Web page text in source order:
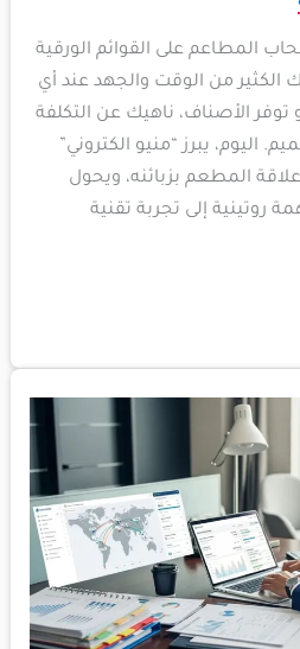
المطاعم على القوائم الورقية
الكثير من الوقت والجهد عند أي
الأصناف، ناهيك عن التكلفة
اليوم، يبرز “منيو الكتروني”
المطعم بزبائنه، ويحول
روتينية إلى تجربة تقنية